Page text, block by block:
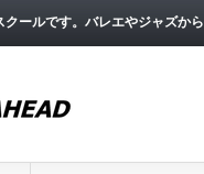
クールです。バレエやジャズか